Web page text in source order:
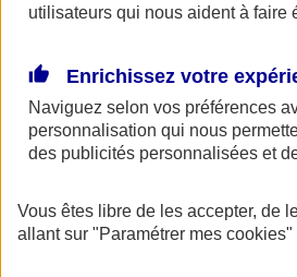
AXA Assurance
utilisateurs qui nous aident à faire
Enrichissez votre
Naviguez selon vos préférences
personnalisation qui nous
des publicités personnalisées et
Vous êtes libre de les accepter, de
allant sur "Paramétrer mes cookies"